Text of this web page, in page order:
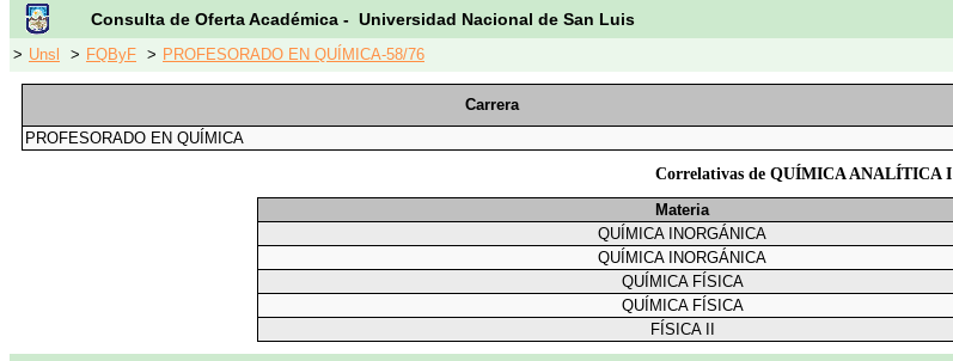
Consulta de Oferta Académica - Universidad Nacional de San Luis
> Unsl > FQByF > PROFESORADO EN QUÍMICA-58/76
Carrera
PROFESORADO EN QUÍMICA
Correlativas de QUÍMICA ANALÍTICA I
Materia
QUÍMICA INORGÁNICA
QUÍMICA INORGÁNICA
QUÍMICA FÍSICA
QUÍMICA FÍSICA
FÍSICA II